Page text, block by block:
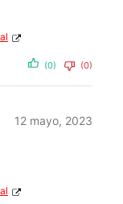
(0) (0)
12 mayo, 2023